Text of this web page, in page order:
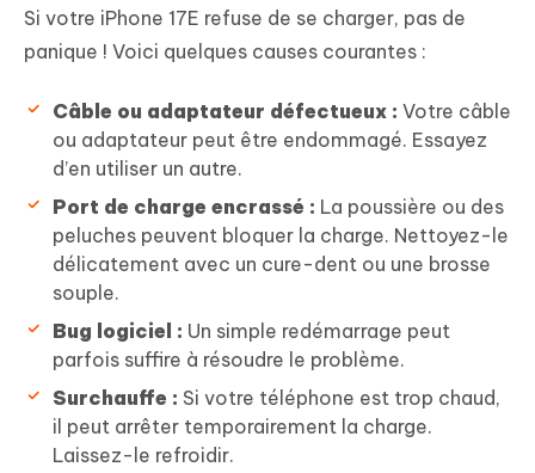
Si votre iPhone 17E refuse de se charger, pas de
panique ! Voici quelques causes courantes :
Câble ou adaptateur défectueux : Votre câble
ou adaptateur peut être endommagé. Essayez
d’en utiliser un autre.
Port de charge encrassé : La poussière ou des
peluches peuvent bloquer la charge. Nettoyez-le
délicatement avec un cure-dent ou une brosse
souple.
Bug logiciel : Un simple redémarrage peut
parfois suffire à résoudre le problème.
Surchauffe : Si votre téléphone est trop chaud,
il peut arrêter temporairement la charge.
Laissez-le refroidir.